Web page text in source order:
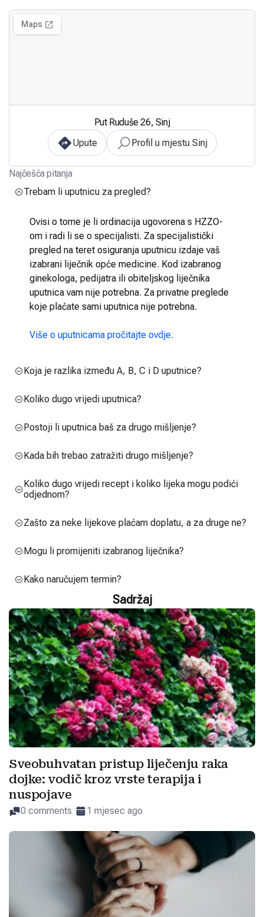
Put Ruduše 26, Sinj
Upute
Profil u mjestu Sinj
Najčešća pitanja
Trebam li uputnicu za pregled?
Ovisi o tome je li ordinacija ugovorena s HZZO-
om i radi li se o specijalisti. Za specijalistički
pregled na teret osiguranja uputnicu izdaje vaš
izabrani liječnik opće medicine. Kod izabranog
ginekologa, pedijatra ili obiteljskog liječnika
uputnica vam nije potrebna. Za privatne preglede
koje plaćate sami uputnica nije potrebna.
Više o uputnicama pročitajte ovdje.
Koja je razlika između A, B, C i D uputnice?
Koliko dugo vrijedi uputnica?
Postoji li uputnica baš za drugo mišljenje?
Kada bih trebao zatražiti drugo mišljenje?
Koliko dugo vrijedi recept i koliko lijeka mogu podići
odjednom?
Zašto za neke lijekove plaćam doplatu, a za druge ne?
Mogu li promijeniti izabranog liječnika?
Kako naručujem termin?
Sadržaj
Sveobuhvatan pristup liječenju raka
dojke: vodič kroz vrste terapija i
nuspojave
0 comments 1 mjesec ago